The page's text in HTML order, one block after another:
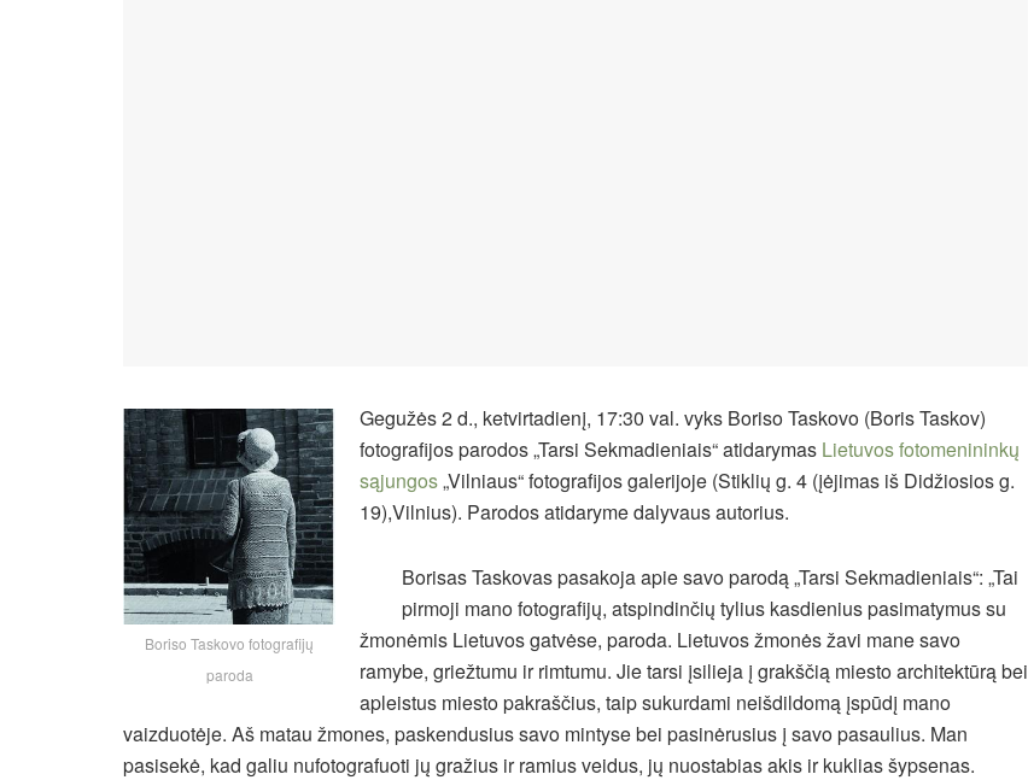
Boriso Taskovo fotografijų
paroda
Gegužės 2 d., ketvirtadienį, 17:30 val. vyks Boriso Taskovo (Boris Taskov)
fotografijos parodos „Tarsi Sekmadieniais“ atidarymas Lietuvos fotomenininkų
sąjungos„Vilniaus“ fotografijos galerijoje (Stiklių g. 4 (įėjimas iš Didžiosios g.
19),Vilnius). Parodos atidaryme dalyvaus autorius.
Borisas Taskovas pasakoja apie savo parodą „Tarsi Sekmadieniais“: „Tai
pirmoji mano fotografijų, atspindinčių tylius kasdienius pasimatymus su
žmonėmis Lietuvos gatvėse, paroda. Lietuvos žmonės žavi mane savo
ramybe, griežtumu ir rimtumu. Jie tarsi įsilieja į grakščią miesto architektūrą bei
apleistus miesto pakraščius, taip sukurdami neišdildomą įspūdį mano
vaizduotėje. Aš matau žmones, paskendusius savo mintyse bei pasinėrusius į savo pasaulius. Man
pasisekė, kad galiu nufotografuoti jų gražius ir ramius veidus, jų nuostabias akis ir kuklias šypsenas.